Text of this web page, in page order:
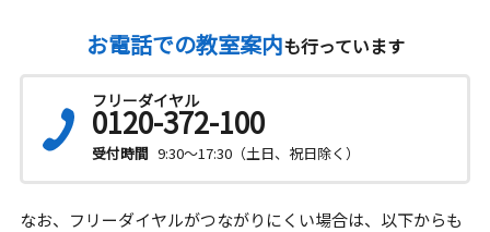
お電話での教室案内も行っています
フリーダイヤル
0120-372-100
受付時間 9:30～17:30（土日、祝日除く）
なお、フリーダイヤルがつながりにくい場合は、以下からも